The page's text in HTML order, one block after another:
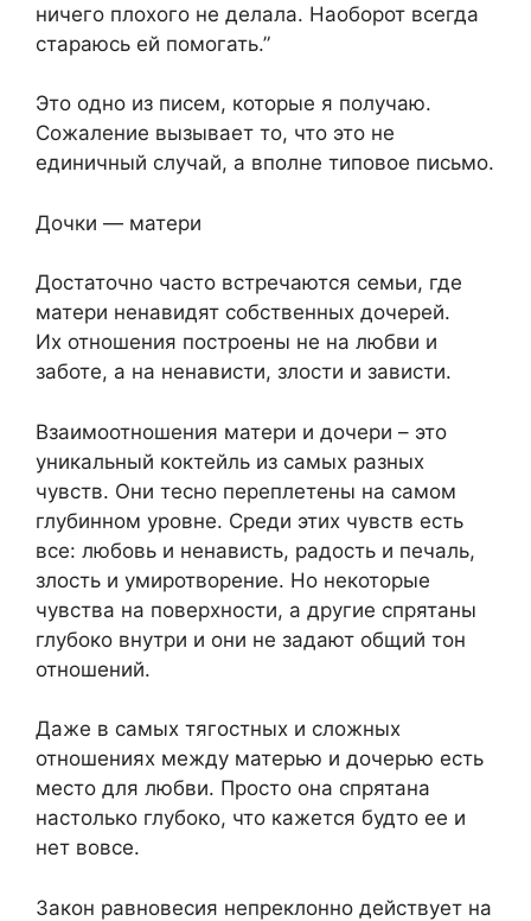
ничего плохого не делала. Наоборот всегда
стараюсь ей помогать.”
Это одно из писем, которые я получаю.
Сожаление вызывает то, что это не
единичный случай, а вполне типовое письмо.
Дочки — матери
Достаточно часто встречаются семьи, где
матери ненавидят собственных дочерей.
Их отношения построены не на любви и
заботе, а на ненависти, злости и зависти.
Взаимоотношения матери и дочери – это
уникальный коктейль из самых разных
чувств. Они тесно переплетены на самом
глубинном уровне. Среди этих чувств есть
все: любовь и ненависть, радость и печаль,
злость и умиротворение. Но некоторые
чувства на поверхности, а другие спрятаны
глубоко внутри и они не задают общий тон
отношений.
Даже в самых тягостных и сложных
отношениях между матерью и дочерью есть
место для любви. Просто она спрятана
настолько глубоко, что кажется будто ее и
нет вовсе.
Закон равновесия непреклонно действует на